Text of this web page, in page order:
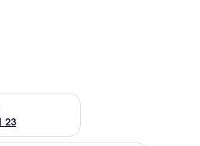
23
23) 的供應情況